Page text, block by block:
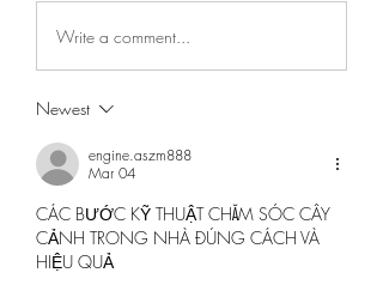
Write a comment...
Newest
engine.aszm888
Mar 04
CÁC BƯỚC KỸ THUẬT CHĂM SÓC CÂY
CẢNH TRONG NHÀ ĐÚNG CÁCH VÀ
HIỆU QUẢ